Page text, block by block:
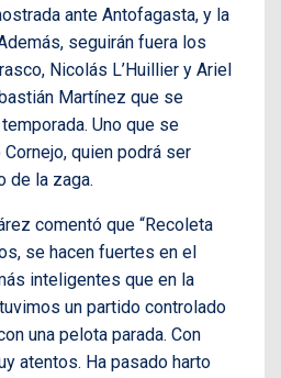
ante Antofagasta, y la
seguirán fuera los
Nicolás L’Huillier y Ariel
Martínez que se
Uno que se
quien podrá ser
de la zaga.
comentó que “Recoleta
se hacen fuertes en el
inteligentes que en la
un partido controlado
una pelota parada. Con
atentos. Ha pasado harto